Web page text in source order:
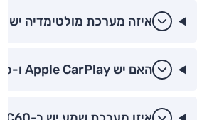
איזה מערכת מולטימדיה יש ב-XC60?
האם יש Apple CarPlay ו-Android Auto?